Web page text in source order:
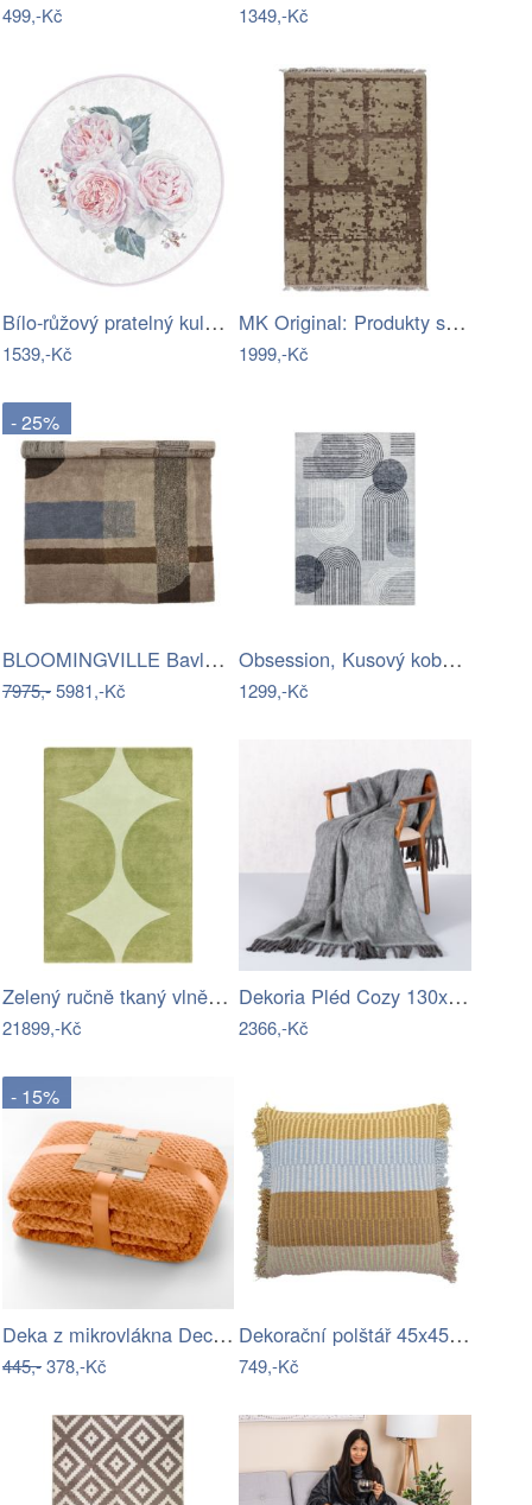
499,-Kč 1349,-Kč
Bílo-růžový pratelný kulatý koberec…
1539,-Kč
MK Original: Produkty s rodokmenem,…
1999,-Kč
- 25%
BLOOMINGVILLE Bavlněný koberec ZOFIA…
7975,-5981,-Kč
Obsession, Kusový koberec Avantgarde…
1299,-Kč
Zelený ručně tkaný vlněný koberec…
21899,-Kč
Dekoria Pléd Cozy 130x170cm grey-mint,…
2366,-Kč
- 15%
Deka z mikrovlákna DecoKing Henry…
445,-378,-Kč
Dekorační polštář 45x45 cm Isnel –…
749,-Kč